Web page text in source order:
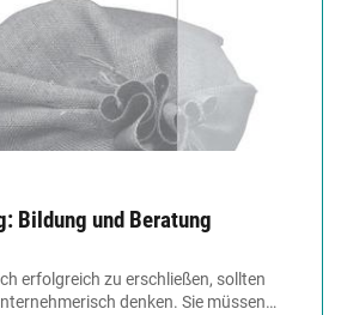
Bildung und Beratung
erfolgreich zu erschließen, sollten
denken. Sie müssen